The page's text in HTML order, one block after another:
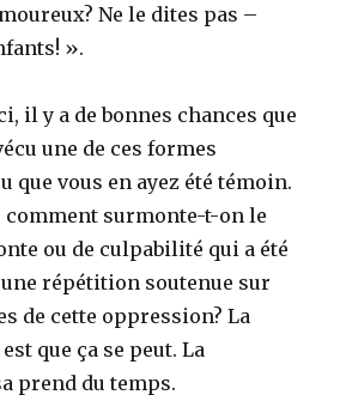
Ne le dites pas –
».
il y a de bonnes chances que
une de ces formes
que vous en ayez été témoin.
comment surmonte-t-on le
ou de culpabilité qui a été
répétition soutenue sur
de cette oppression? La
que ça se peut. La
prend du temps.